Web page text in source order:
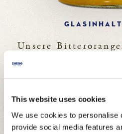
This website uses cookies
We use cookies to personalise
provide social media features
Unsere
einem
ein perfektes
Geschmack